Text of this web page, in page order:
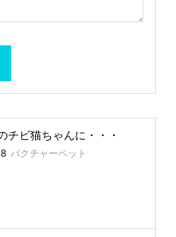
チビ猫ちゃんに・・・
バクチャーペット